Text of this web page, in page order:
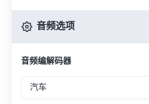
音频选项
音频编解码器
汽车